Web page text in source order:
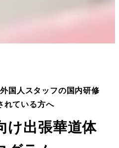
国人スタッフの国内研修
れている方へ
け出張華道体